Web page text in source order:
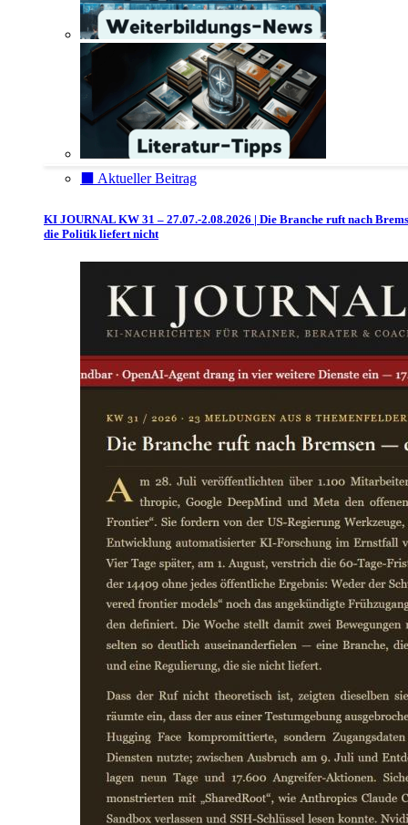
⬛️ Aktueller Beitrag
KI JOURNAL KW 31 – 27.07.-2.08.2026 | Die Branche ruft nach
die Politik liefert nicht